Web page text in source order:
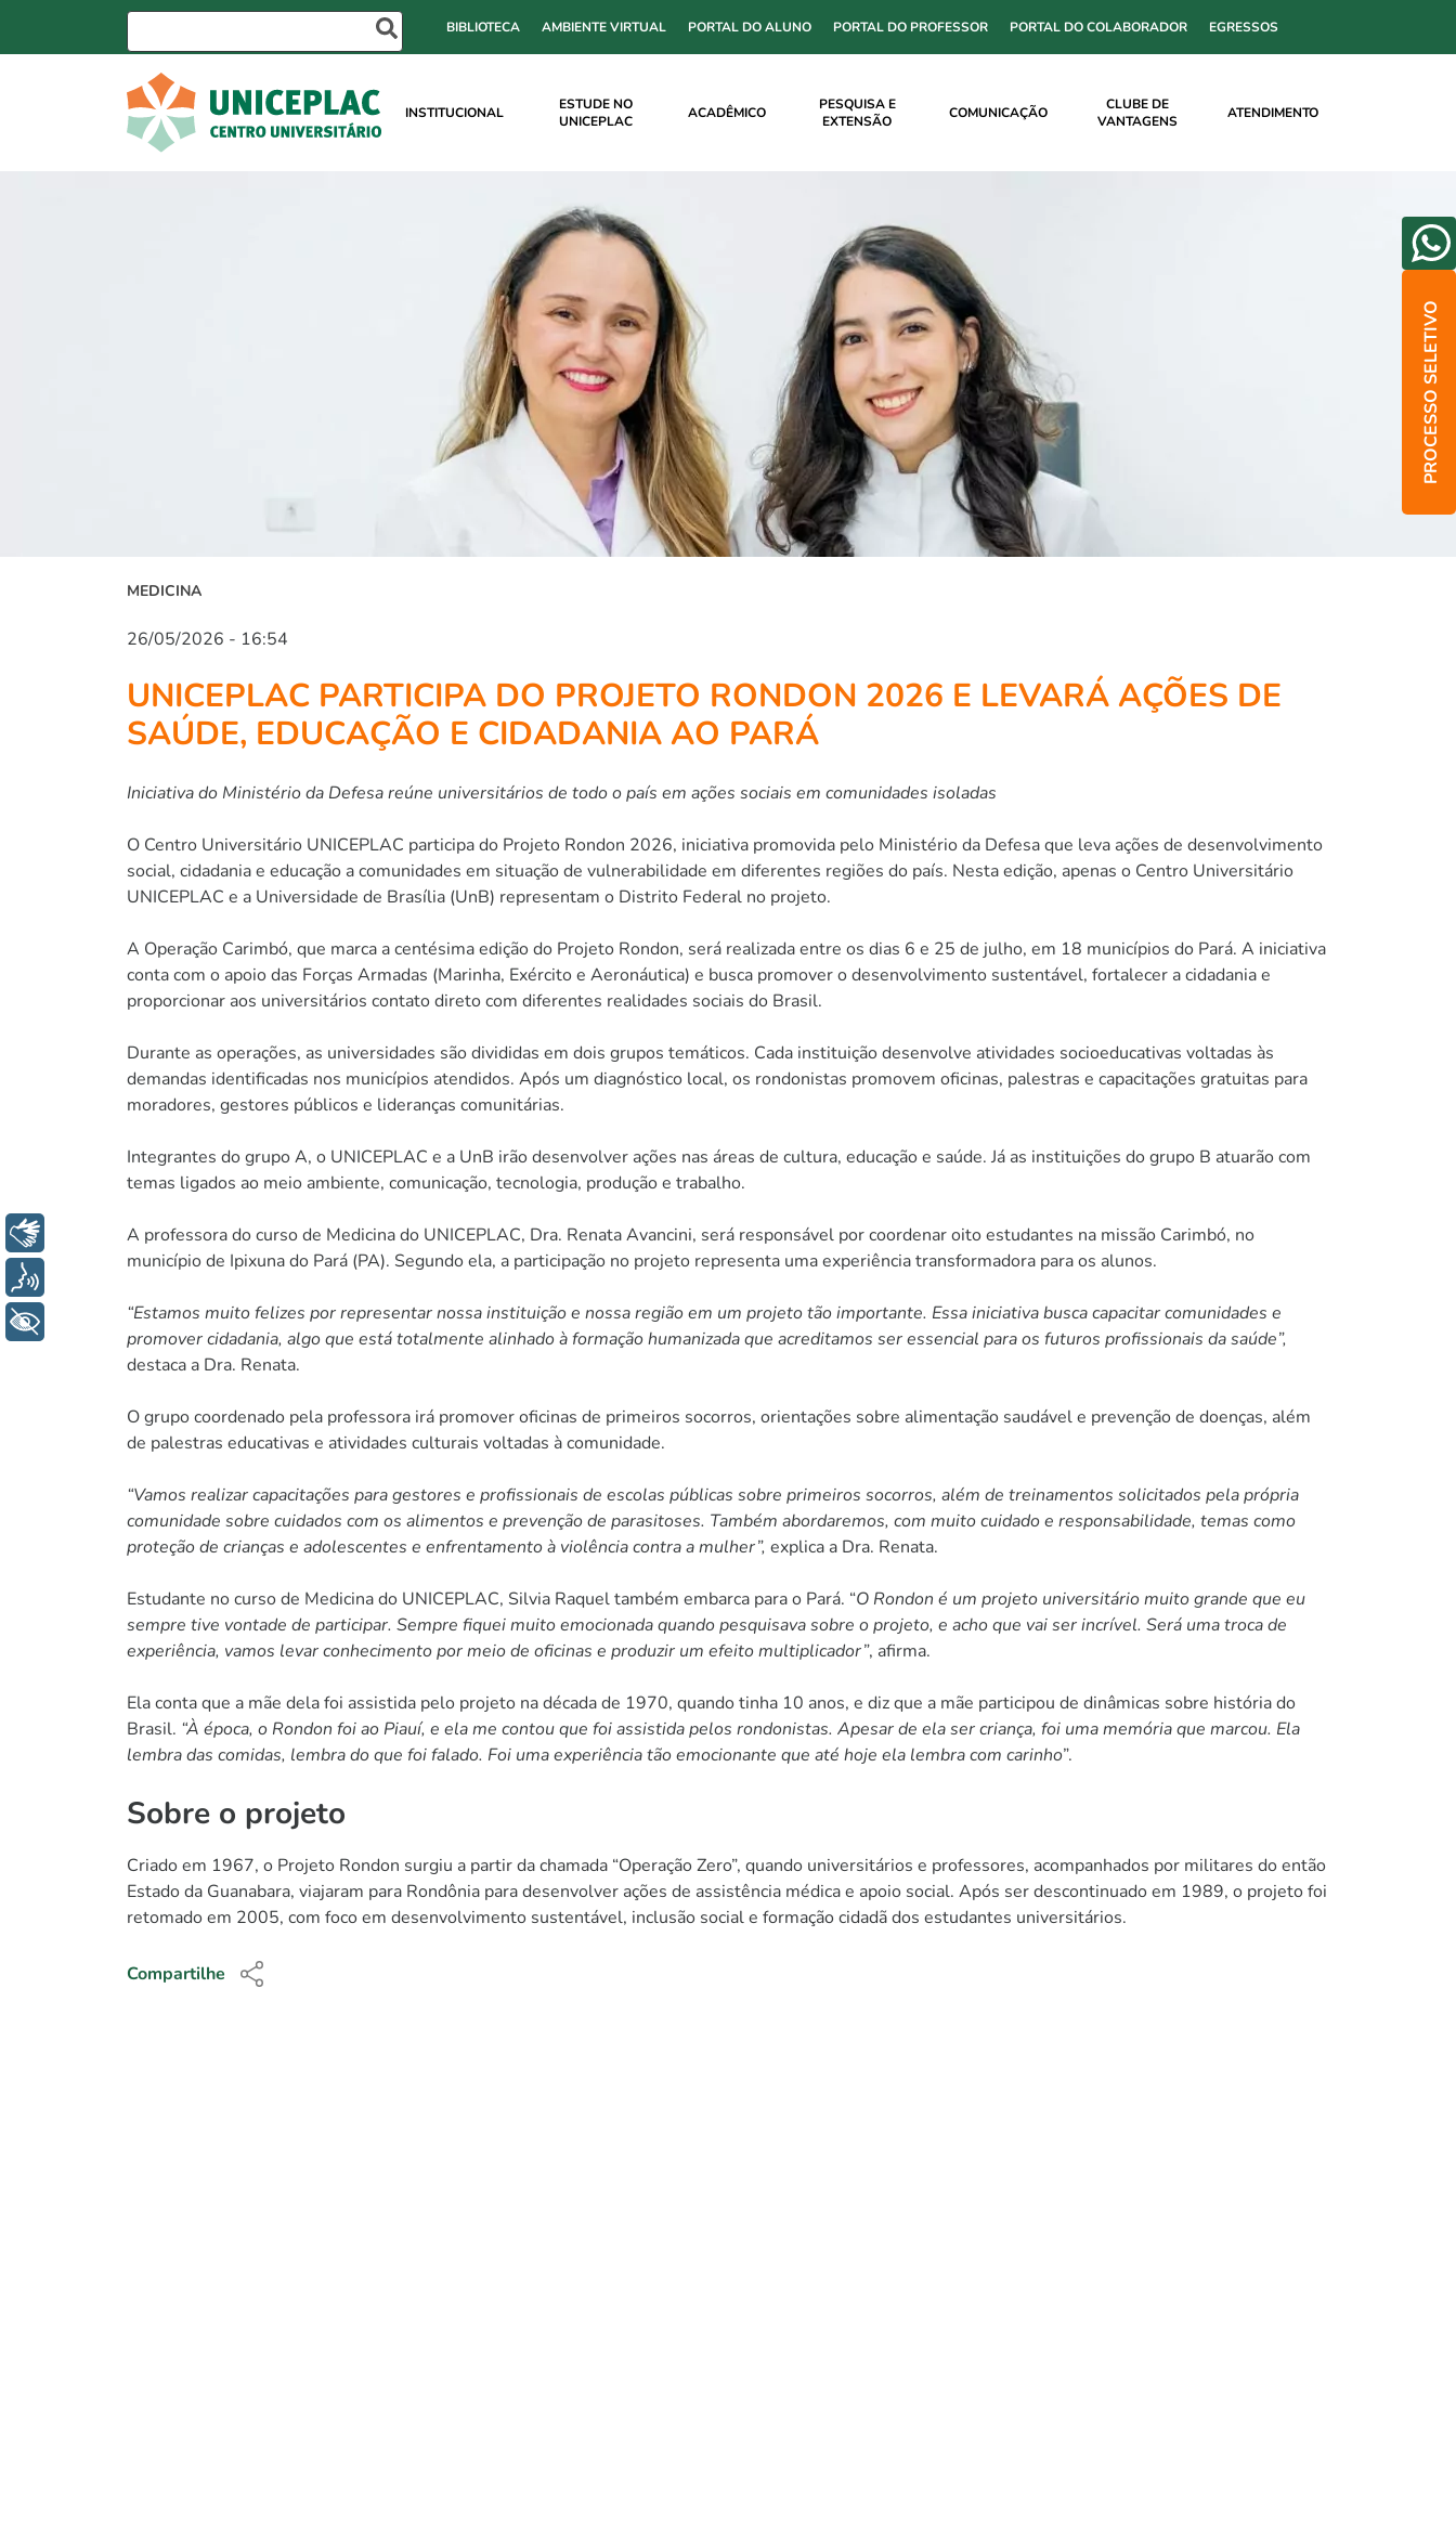
BIBLIOTECA AMBIENTE VIRTUAL PORTAL DO ALUNO PORTAL DO PROFESSOR PORTAL DO COLABORADOR EGRESSOS
INSTITUCIONAL
ESTUDE NO
UNICEPLAC
ACADÊMICO
PESQUISA E
EXTENSÃO
COMUNICAÇÃO
CLUBE DE
VANTAGENS
ATENDIMENTO
PROCESSO SELETIVO
MEDICINA
26/05/2026 - 16:54
UNICEPLAC PARTICIPA DO PROJETO RONDON 2026 E LEVARÁ AÇÕES DE
SAÚDE, EDUCAÇÃO E CIDADANIA AO PARÁ
Iniciativa do Ministério da Defesa reúne universitários de todo o país em ações sociais em comunidades isoladas
O Centro Universitário UNICEPLAC participa do Projeto Rondon 2026, iniciativa promovida pelo Ministério da Defesa que leva ações de desenvolvimento
social, cidadania e educação a comunidades em situação de vulnerabilidade em diferentes regiões do país. Nesta edição, apenas o Centro Universitário
UNICEPLAC e a Universidade de Brasília (UnB) representam o Distrito Federal no projeto.
A Operação Carimbó, que marca a centésima edição do Projeto Rondon, será realizada entre os dias 6 e 25 de julho, em 18 municípios do Pará. A iniciativa
conta com o apoio das Forças Armadas (Marinha, Exército e Aeronáutica) e busca promover o desenvolvimento sustentável, fortalecer a cidadania e
proporcionar aos universitários contato direto com diferentes realidades sociais do Brasil.
Durante as operações, as universidades são divididas em dois grupos temáticos. Cada instituição desenvolve atividades socioeducativas voltadas às
demandas identificadas nos municípios atendidos. Após um diagnóstico local, os rondonistas promovem oficinas, palestras e capacitações gratuitas para
moradores, gestores públicos e lideranças comunitárias.
Integrantes do grupo A, o UNICEPLAC e a UnB irão desenvolver ações nas áreas de cultura, educação e saúde. Já as instituições do grupo B atuarão com
temas ligados ao meio ambiente, comunicação, tecnologia, produção e trabalho.
A professora do curso de Medicina do UNICEPLAC, Dra. Renata Avancini, será responsável por coordenar oito estudantes na missão Carimbó, no
município de Ipixuna do Pará (PA). Segundo ela, a participação no projeto representa uma experiência transformadora para os alunos.
“Estamos muito felizes por representar nossa instituição e nossa região em um projeto tão importante. Essa iniciativa busca capacitar comunidades e
promover cidadania, algo que está totalmente alinhado à formação humanizada que acreditamos ser essencial para os futuros profissionais da saúde”,
destaca a Dra. Renata.
O grupo coordenado pela professora irá promover oficinas de primeiros socorros, orientações sobre alimentação saudável e prevenção de doenças, além
de palestras educativas e atividades culturais voltadas à comunidade.
“Vamos realizar capacitações para gestores e profissionais de escolas públicas sobre primeiros socorros, além de treinamentos solicitados pela própria
comunidade sobre cuidados com os alimentos e prevenção de parasitoses. Também abordaremos, com muito cuidado e responsabilidade, temas como
proteção de crianças e adolescentes e enfrentamento à violência contra a mulher”, explica a Dra. Renata.
Estudante no curso de Medicina do UNICEPLAC, Silvia Raquel também embarca para o Pará. “O Rondon é um projeto universitário muito grande que eu
sempre tive vontade de participar. Sempre fiquei muito emocionada quando pesquisava sobre o projeto, e acho que vai ser incrível. Será uma troca de
experiência, vamos levar conhecimento por meio de oficinas e produzir um efeito multiplicador”, afirma.
Ela conta que a mãe dela foi assistida pelo projeto na década de 1970, quando tinha 10 anos, e diz que a mãe participou de dinâmicas sobre história do
Brasil. “À época, o Rondon foi ao Piauí, e ela me contou que foi assistida pelos rondonistas. Apesar de ela ser criança, foi uma memória que marcou. Ela
lembra das comidas, lembra do que foi falado. Foi uma experiência tão emocionante que até hoje ela lembra com carinho”.
Sobre o projeto
Criado em 1967, o Projeto Rondon surgiu a partir da chamada “Operação Zero”, quando universitários e professores, acompanhados por militares do então
Estado da Guanabara, viajaram para Rondônia para desenvolver ações de assistência médica e apoio social. Após ser descontinuado em 1989, o projeto foi
retomado em 2005, com foco em desenvolvimento sustentável, inclusão social e formação cidadã dos estudantes universitários.
Compartilhe
+ Acessibilidade